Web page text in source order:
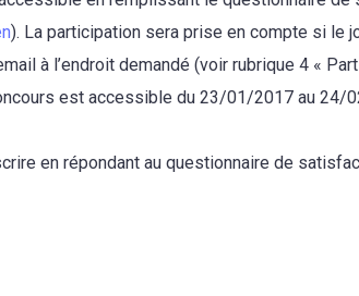
). La participation sera prise en compte si le
à l’endroit demandé (voir rubrique 4 «
est accessible du 23/01/2017 au 24/
en répondant au questionnaire de